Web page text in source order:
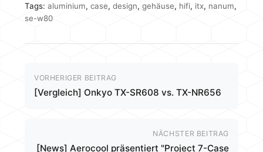
Tags: aluminium, case, design, gehäuse, hifi, itx, nanum,
se-w80
VORHERIGER BEITRAG
[Vergleich] Onkyo TX-SR608 vs. TX-NR656
NÄCHSTER BEITRAG
[News] Aerocool präsentiert "Project 7-Case